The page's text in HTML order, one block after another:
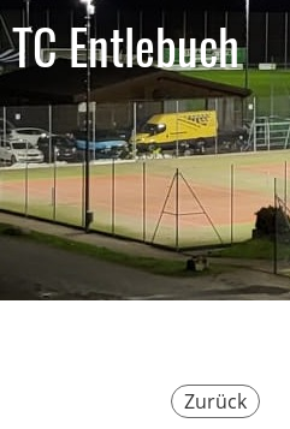
TC Entlebuch
Zurück